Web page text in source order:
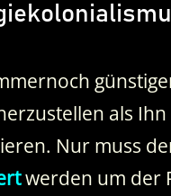
als Ihn
Nur muss
werden um der